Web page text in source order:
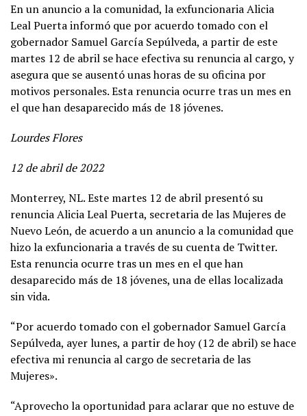
En un anuncio a la comunidad, la exfuncionaria Alicia
Leal Puerta informó que por acuerdo tomado con el
gobernador Samuel García Sepúlveda, a partir de este
martes 12 de abril se hace efectiva su renuncia al cargo, y
asegura que se ausentó unas horas de su oficina por
motivos personales. Esta renuncia ocurre tras un mes en
el que han desaparecido más de 18 jóvenes.
Lourdes Flores
12 de abril de 2022
Monterrey, NL. Este martes 12 de abril presentó su
renuncia Alicia Leal Puerta, secretaria de las Mujeres de
Nuevo León, de acuerdo a un anuncio a la comunidad que
hizo la exfuncionaria a través de su cuenta de Twitter.
Esta renuncia ocurre tras un mes en el que han
desaparecido más de 18 jóvenes, una de ellas localizada
sin vida.
“Por acuerdo tomado con el gobernador Samuel García
Sepúlveda, ayer lunes, a partir de hoy (12 de abril) se hace
efectiva mi renuncia al cargo de secretaria de las
Mujeres».
“Aprovecho la oportunidad para aclarar que no estuve de